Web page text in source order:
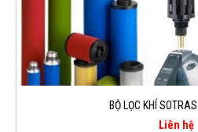
BỘ LỌC KHÍ
Liên hệ